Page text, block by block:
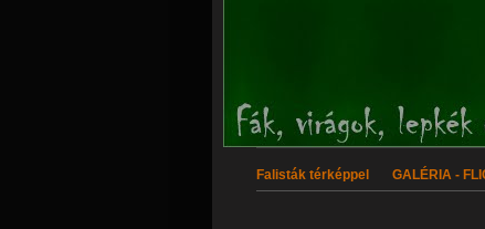
Falisták térképpel GALÉRIA -